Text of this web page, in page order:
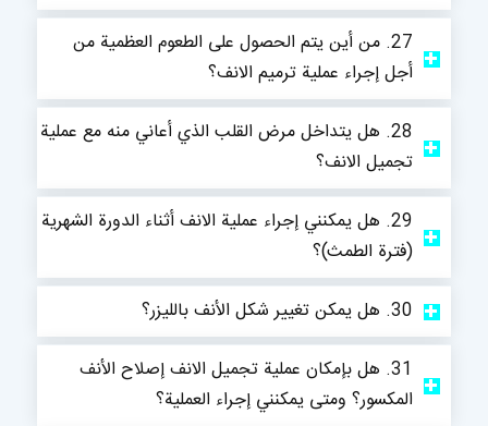
27. من أين يتم الحصول على الطعوم العظمية من
أجل إجراء عملية ترميم الانف؟
28. هل يتداخل مرض القلب الذي أعاني منه مع عملية
تجميل الانف؟
29. هل يمكنني إجراء عملية الانف أثناء الدورة الشهرية
(فترة الطمث)؟
30. هل يمكن تغيير شكل الأنف بالليزر؟
31. هل بإمكان عملية تجميل الانف إصلاح الأنف
المكسور؟ ومتى يمكنني إجراء العملية؟